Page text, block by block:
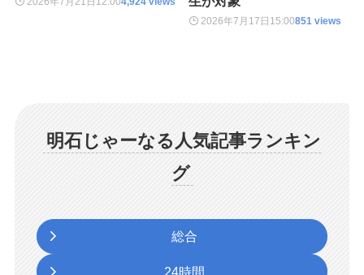
2026年7月17日 15:00851 views
明石じゃーなる人気記事ランキン
グ
総合
24時間